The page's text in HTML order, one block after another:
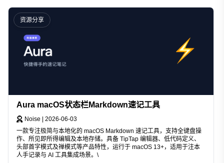
资源分享
Aura macOS状态栏Markdown速记工具
Noise | 2026-06-03
一款专注极简与本地化的 macOS Markdown 速记工具，支持全键盘操
作、所见即所得编辑及本地存储。具备 TipTap 编辑器、低代码定义、
头部首字模式及禅模式等产品特性，运行于 macOS 13+，适用于注本
人手记录与 AI 工具集成场景。\